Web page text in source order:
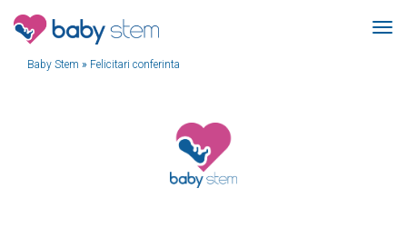
Baby Stem » Felicitari conferinta